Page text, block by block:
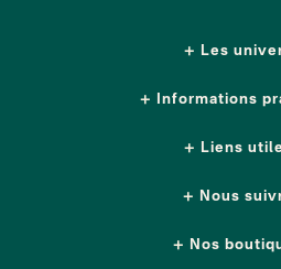
Les
Informations
Liens
Nous
Nos